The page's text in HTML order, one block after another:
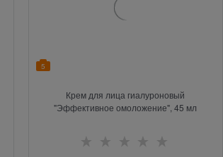
5
Крем для лица гиалуроновый
"Эффективное омоложение", 45 мл